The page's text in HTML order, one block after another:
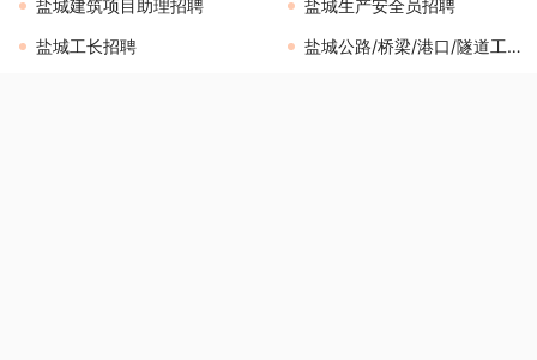
盐城建筑项目助理招聘
盐城生产安全员招聘
盐城工长招聘
盐城公路/桥梁/港口/隧道工程招聘